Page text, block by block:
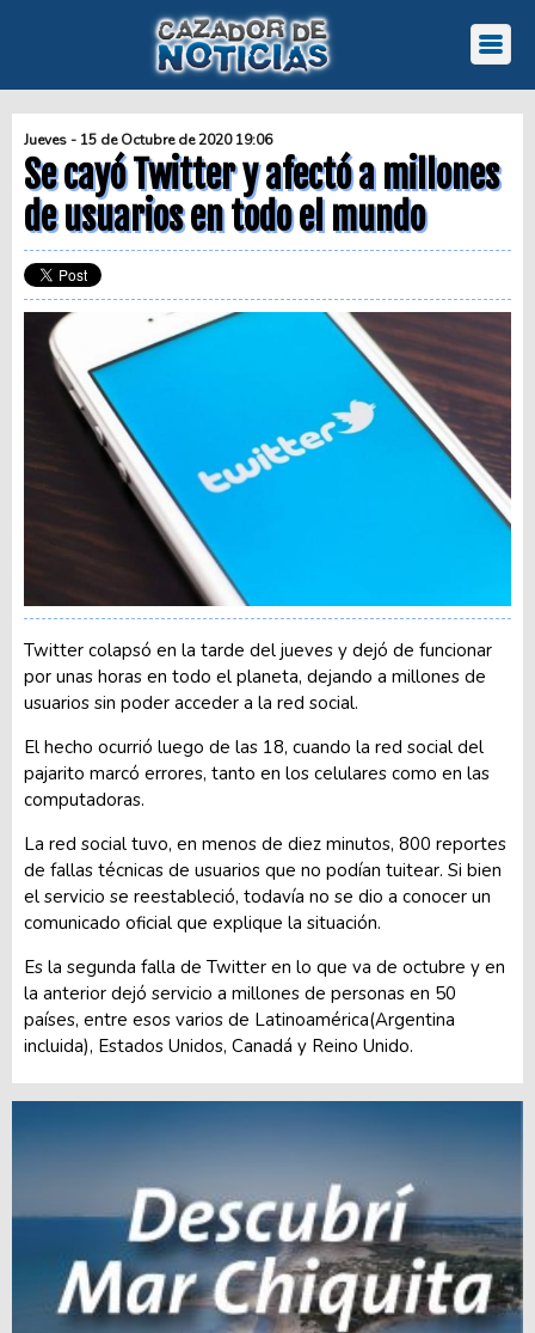
Jueves - 15 de Octubre de 2020 19:06
Se cayó Twitter y afectó a millones
de usuarios en todo el mundo
Twitter colapsó en la tarde del jueves y dejó de funcionar
por unas horas en todo el planeta, dejando a millones de
usuarios sin poder acceder a la red social.
El hecho ocurrió luego de las 18, cuando la red social del
pajarito marcó errores, tanto en los celulares como en las
computadoras.
La red social tuvo, en menos de diez minutos, 800 reportes
de fallas técnicas de usuarios que no podían tuitear. Si bien
el servicio se reestableció, todavía no se dio a conocer un
comunicado oficial que explique la situación.
Es la segunda falla de Twitter en lo que va de octubre y en
la anterior dejó servicio a millones de personas en 50
países, entre esos varios de Latinoamérica(Argentina
incluida), Estados Unidos, Canadá y Reino Unido.